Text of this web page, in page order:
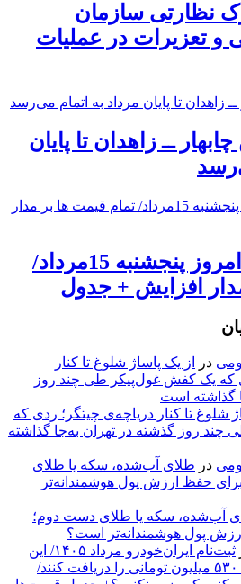
نظارتی سازمان
و تعزیرات در عملیات
ــ زاهدان تا پایان
قیمت طلا و سکه امروز پنجشنبه 15مرداد/
افزایش + جدول
در
از یک پاساژ شلوغ تا کنار
که یک کفش غول‌پیکر طی چند روز
گذاشته است
شلوغ تا کنار دریاچه‌ی چیتگر؛ ردی که
روز گذشته در تهران به‌جا گذاشته
در طلای آب‌شده، سکه یا طلای
حفظ ارزش پول هوشمندانه‌تر
آب‌شده، سکه یا طلای دست دوم؛
پول هوشمندانه‌تر است؟
ثبت‌نام ایران‌خودرو مرداد ۱۴۰۵/ این
افراد می‌توانند سود ا ۵۳۰ میلیون تومانی را دریافت کنند/